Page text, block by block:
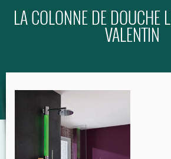
LA COLONNE DE DOUCHE
VALENTIN